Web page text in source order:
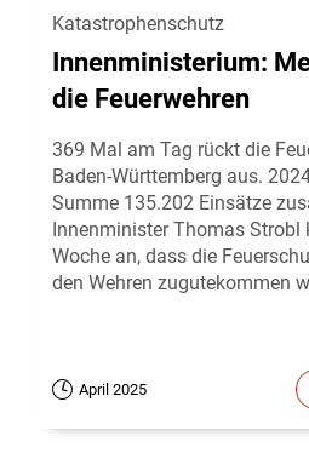
Katastrophenschutz
Innenministerium:
die Feuerwehren
369 Mal am Tag rückt die
Baden-Württemberg aus.
Summe 135.202 Einsätze
Innenminister Thomas Strobl
Woche an, dass die
den Wehren zugutekommen
April 2025